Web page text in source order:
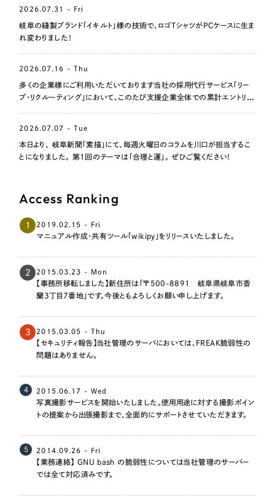
2026.07.31 - Fri
岐阜の縫製ブランド「イキルト」様の技術で、ロゴTシャツがPCケースに生ま
れ変わりました！
2026.07.16 - Thu
多くの企業様にご利用いただいております当社の採用代行サービス「リー
プ・リクルーティング」において、このたび支援企業全体での累計エントリー
2026.07.07 - Tue
本日より、 岐阜新聞「素描」にて、毎週火曜日のコラムを川口が担当するこ
とになりました。 第1回のテーマは「合理と運」。 ぜひご覧ください！
Access Ranking
1 2019.02.15 - Fri
マニュアル作成・共有ツール「wikipy」をリリースいたしました。
2 2015.03.23 - Mon
【事務所移転しました】新住所は「〒500-8891 岐阜県岐阜市香
蘭3丁目7番地」です。今後ともよろしくお願い申し上げます。
3 2015.03.05 - Thu
【セキュリティ報告】当社管理のサーバにおいては、FREAK脆弱性の
問題はありません。
4 2015.06.17 - Wed
写真撮影サービスを開始いたしました。使用用途に対する撮影ポイン
トの提案から出張撮影まで、全面的にサポートさせていただきます。
5 2014.09.26 - Fri
【業務連絡】 GNU bash の脆弱性については当社管理のサーバー
では全て対応済みです。